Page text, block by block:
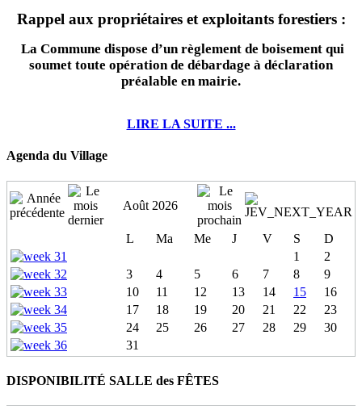
Rappel aux propriétaires et exploitants forestiers :
La Commune dispose d’un règlement de boisement qui
soumet toute opération de débardage à déclaration
préalable en mairie.
LIRE LA SUITE ...
Agenda du Village
Août 2026
L Ma Me J V S
D
1
2
3
4 5 6 7 8
9
10
11 12 13 14 15
16
17
18 19 20 21 22
23
24
25 26 27 28 29
30
31
DISPONIBILITÉ SALLE des FÊTES